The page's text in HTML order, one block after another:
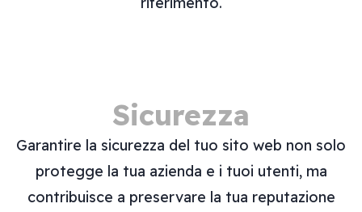
Sicurezza
Garantire la sicurezza del tuo sito web non solo
protegge la tua azienda e i tuoi utenti, ma
contribuisce a preservare la tua reputazione